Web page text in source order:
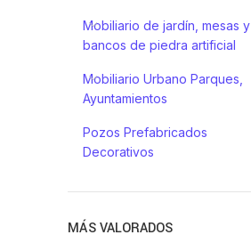
Mobiliario de jardín, mesas y
bancos de piedra artificial
Mobiliario Urbano Parques,
Ayuntamientos
Pozos Prefabricados
Decorativos
MÁS VALORADOS